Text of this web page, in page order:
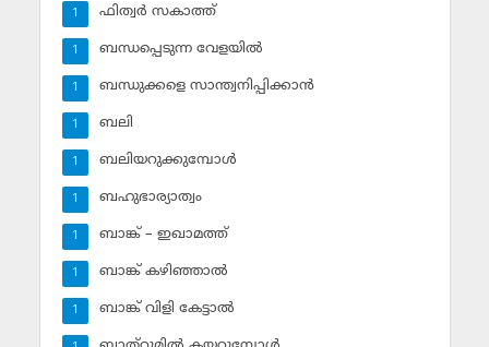
ഫിത്വര്‍ സകാത്ത്‌
1
ബന്ധപ്പെടുന്ന വേളയില്‍
1
ബന്ധുക്കളെ സാന്ത്വനിപ്പിക്കാന്‍
1
ബലി
1
ബലിയറുക്കുമ്പോള്‍
1
ബഹുഭാര്യാത്വം
1
ബാങ്ക് – ഇഖാമത്ത്
1
ബാങ്ക് കഴിഞ്ഞാല്‍
1
ബാങ്ക് വിളി കേട്ടാല്‍
1